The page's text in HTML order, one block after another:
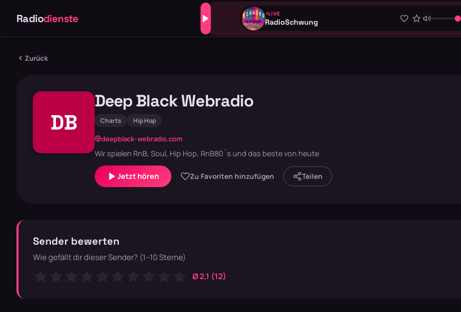
Radiodienste LIVE
RadioSchwung
Zurück
DB
Deep Black Webradio
Charts Hip Hop
deepblack-webradio.com
Wir spielen RnB, Soul, Hip Hop, RnB80`s und das beste von heute
Jetzt hören Zu Favoriten hinzufügen Teilen
Sender bewerten
Wie gefällt dir dieser Sender? (1–10 Sterne)
Ø 2,1 (12)